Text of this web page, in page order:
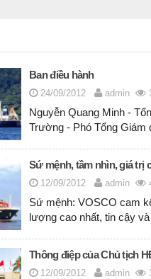
Ban điều hành
24/09/2012 admin
Nguyễn Quang Minh -
Trường - Phó Tổng Giám
Sứ mệnh, tầm nhìn, giá trị
12/09/2012 admin
Sứ mệnh: VOSCO cam
lượng cao nhất, tin cậy
Thông điệp của Chủ tịch
12/09/2012 admin